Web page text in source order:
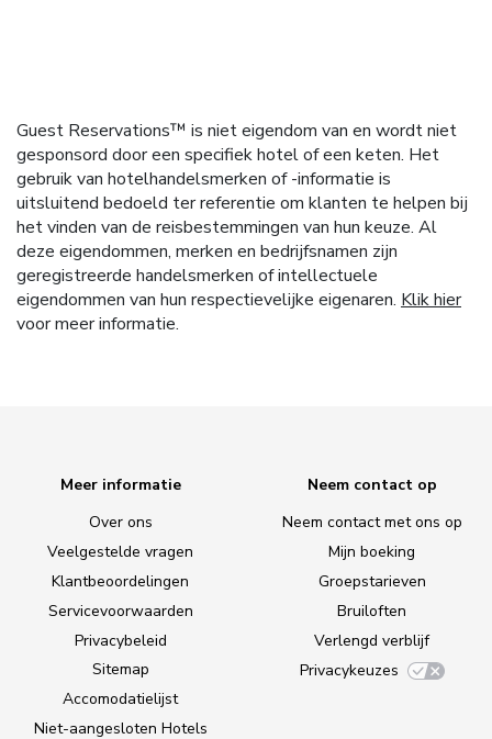
Guest Reservations™ is niet eigendom van en wordt niet
gesponsord door een specifiek hotel of een keten. Het
gebruik van hotelhandelsmerken of -informatie is
uitsluitend bedoeld ter referentie om klanten te helpen bij
het vinden van de reisbestemmingen van hun keuze. Al
deze eigendommen, merken en bedrijfsnamen zijn
geregistreerde handelsmerken of intellectuele
eigendommen van hun respectievelijke eigenaren. Klik hier
voor meer informatie.
Meer informatie
Over ons
Veelgestelde vragen
Klantbeoordelingen
Servicevoorwaarden
Privacybeleid
Sitemap
Accomodatielijst
Niet-aangesloten Hotels
Neem contact op
Neem contact met ons op
Mijn boeking
Groepstarieven
Bruiloften
Verlengd verblijf
Privacykeuzes